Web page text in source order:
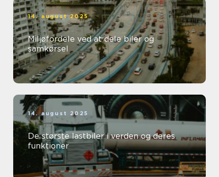
14. august 2025
Miljøfordele ved at dele biler og
samkørsel
14. august 2025
De største lastbiler i verden og deres
funktioner